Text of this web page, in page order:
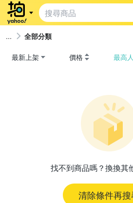
全部分類
最新上架 價格 最高
找不到商品嗎？換換其
清除條件再